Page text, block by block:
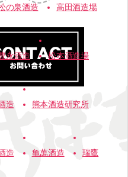
の泉酒造 高田酒造場
永酒造 松本酒造場
造 熊本酒造研究所
造 亀萬酒造 瑞鷹